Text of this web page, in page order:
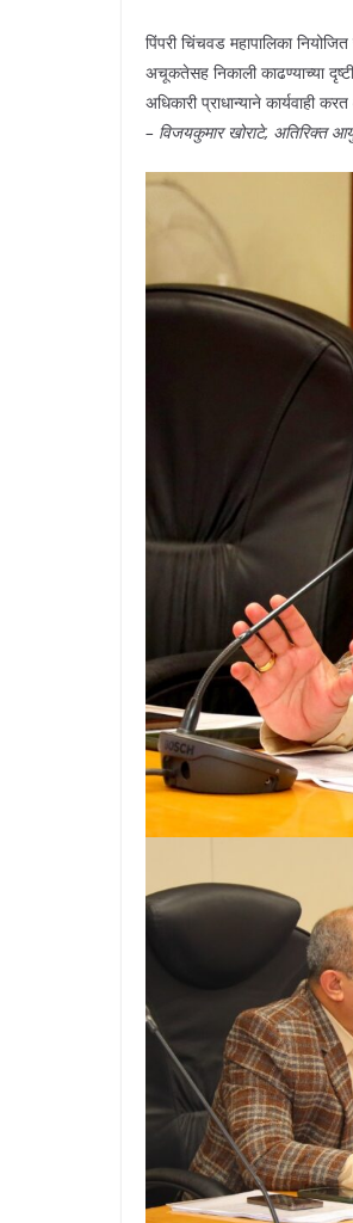
पिंपरी चिंचवड महापालिका
अचूकतेसह निकाली काढण्याच्या
अधिकारी प्राधान्याने कार्यवाही
– विजयकुमार खोराटे, अतिरिक्त